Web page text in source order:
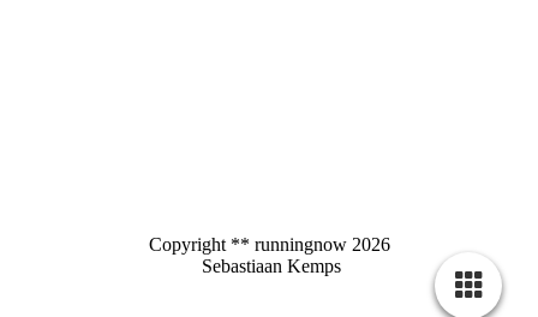
Copyright ** runningnow 2026
Sebastiaan Kemps